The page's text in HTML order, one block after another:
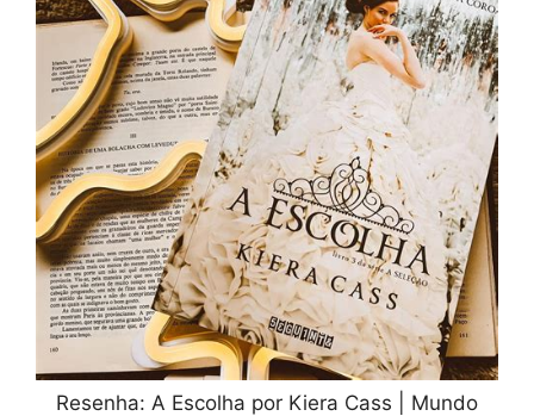
Resenha: A Escolha por Kiera Cass | Mundo